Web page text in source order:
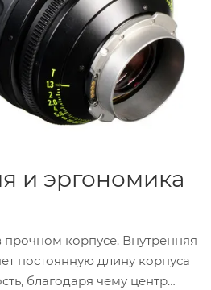
и эргономика
корпусе. Внутренняя
постоянную длину корпуса
благодаря чему центр